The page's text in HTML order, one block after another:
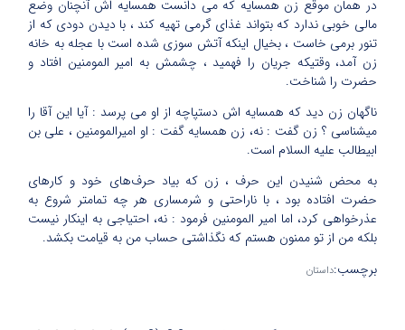
در همان موقع زن‏ همسایه که مى دانست همسایه اش آنچنان وضع
مالى‏ خوبى ندارد که بتواند غذاى گرمى تهیه کند ، با دیدن دودى که از
تنور برمى خاست ، بخیال اینکه‏ آتش سوزى شده است با عجله به خانه
زن آمد، وقتیکه جریان را فهمید ، چشمش به امیر المومنین‏ افتاد و
حضرت را شناخت.
ناگهان زن دید که‏ همسایه اش دستپاچه از او مى پرسد : آیا این آقا را
میشناسى ؟ زن گفت :نه، زن همسایه گفت : او امیرالمومنین ، على بن
ابیطالب علیه السلام‏ است‏.
به محض شنیدن این حرف ، زن که بیاد حرف‌هاى‏ خود و کارهاى
حضرت افتاده بود ، با ناراحتى و شرمسارى هر چه تمامتر شروع به
عذرخواهى کرد، اما امیر المومنین فرمود : نه، احتیاجى به اینکار نیست
بلکه من از تو ممنون هستم که نگذاشتى حساب‏ من به قیامت بکشد.
برچسب:داستان